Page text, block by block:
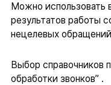
Можно использовать
результатов работы
нецелевых
Выбор справочников
обработки звонков” .